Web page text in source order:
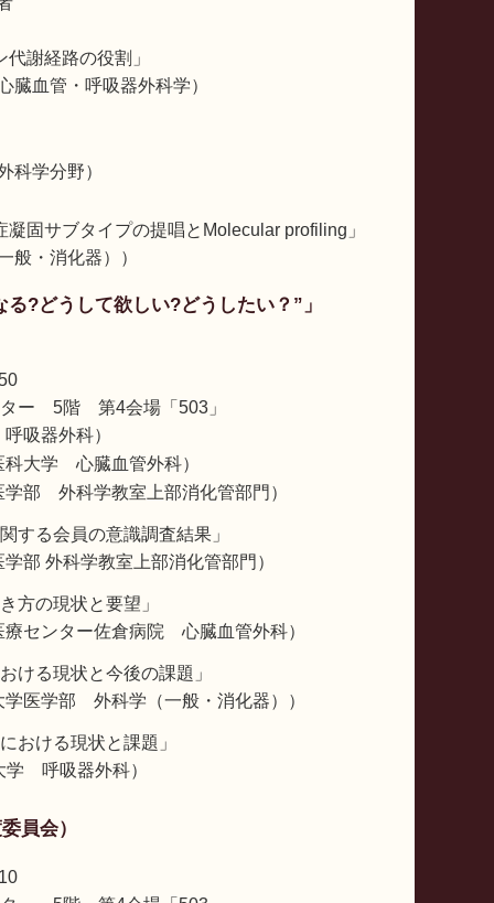
謝経路の役割」
血管・呼吸器外科学）
学分野）
固サブタイプの提唱とMolecular profiling」
・消化器））
?どうして欲しい?どうしたい？”」
ー 5階 第4会場「503」
吸器外科）
科大学 心臓血管外科）
学部 外科学教室上部消化管部門）
する会員の意識調査結果」
部 外科学教室上部消化管部門）
方の現状と要望」
療センター佐倉病院 心臓血管外科）
ける現状と今後の課題」
学医学部 外科学（一般・消化器））
おける現状と課題」
学 呼吸器外科）
員会）